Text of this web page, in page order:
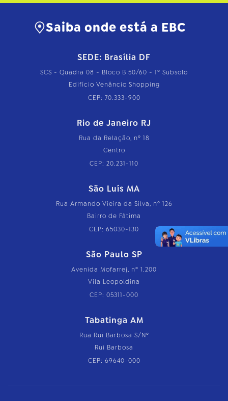
Saiba onde está a EBC
SEDE: Brasília DF
SCS - Quadra 08 - Bloco B 50/60 - 1º Subsolo
Edifício Venâncio Shopping
CEP: 70.333-900
Rio de Janeiro RJ
Rua da Relação, nº 18
Centro
CEP: 20.231-110
São Luís MA
Rua Armando Vieira da Silva, nº 126
Bairro de Fátima
CEP: 65030-130
São Paulo SP
Avenida Mofarrej, nº 1.200
Vila Leopoldina
CEP: 05311-000
Tabatinga AM
Rua Rui Barbosa S/Nº
Rui Barbosa
CEP: 69640-000